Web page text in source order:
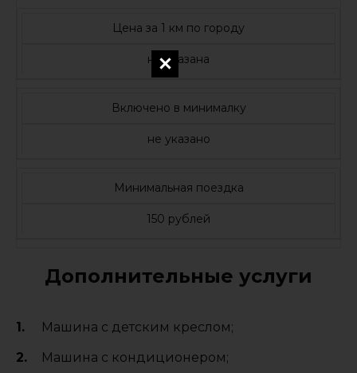
Цена за 1 км по городу
не указана
Включено в минималку
не указано
Минимальная поездка
150 рублей
Дополнительные услуги
Машина с детским креслом;
Машина с кондиционером;